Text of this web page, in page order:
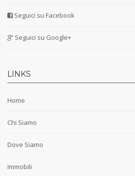
Seguici su Facebook
Seguici su Google+
LINKS
Home
Chi Siamo
Dove Siamo
Immobili